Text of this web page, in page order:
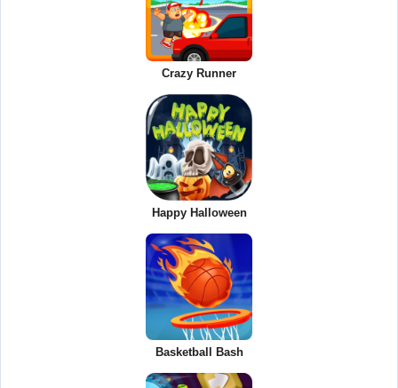
Crazy Runner
Happy Halloween
Basketball Bash